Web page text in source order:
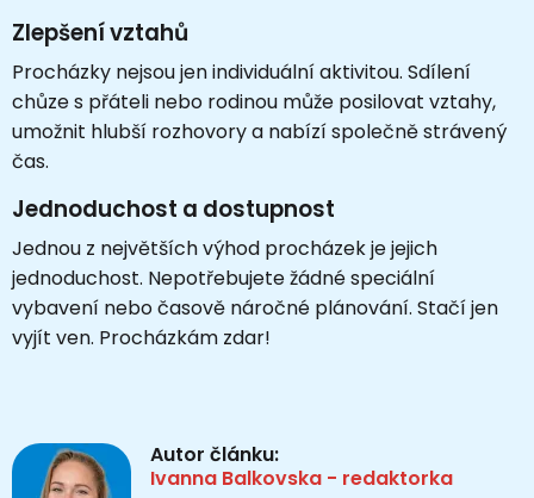
Zlepšení vztahů
Procházky nejsou jen individuální aktivitou. Sdílení
chůze s přáteli nebo rodinou může posilovat vztahy,
umožnit hlubší rozhovory a nabízí společně strávený
čas.
Jednoduchost a dostupnost
Jednou z největších výhod procházek je jejich
jednoduchost. Nepotřebujete žádné speciální
vybavení nebo časově náročné plánování. Stačí jen
vyjít ven. Procházkám zdar!
Autor článku:
Ivanna Balkovska - redaktorka